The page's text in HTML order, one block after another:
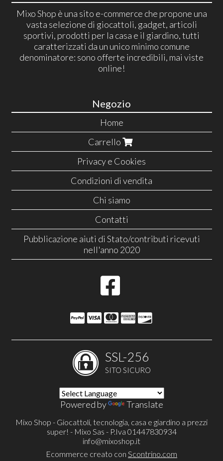
Mixo Shop è una sito e-commerce che propone una
vasta selezione di giocattoli, gadget, articoli
sportivi, prodotti per la casa e il giardino, tutti
caratterizzati da un unico minimo comune
denominatore: sono offerte incredibili, mai viste
online!
Negozio
Home
Carrello
Privacy e Cookies
Condizioni di vendita
Chi siamo
Contatti
Pubblicazione aiuti di Stato/contributi ricevuti
nell'anno 2020
SSL-256
SITO SICURO
Powered by Translate
Mixo Shop - Giocattoli, tecnologia, casa e giardino a prezzi
super! - Mixo Sas - P.Iva 01447830934
info@mixoshop.it
Ecommerce creato con Scontrino.com